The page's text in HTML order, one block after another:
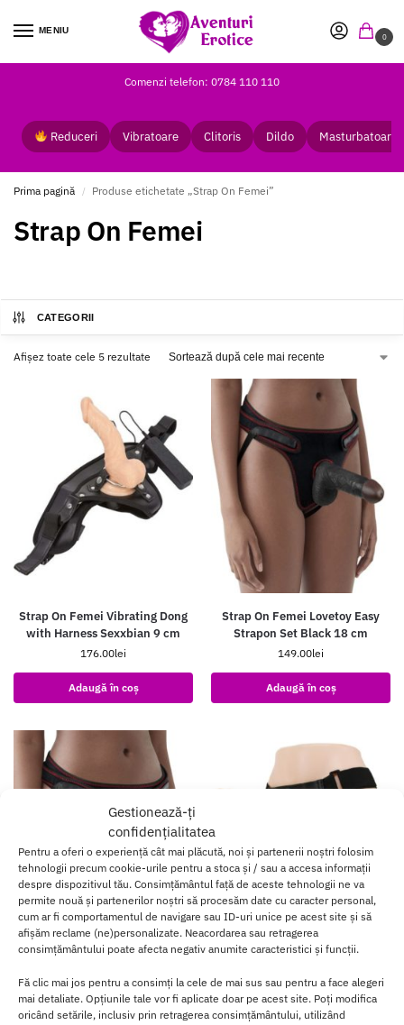
Gestionează-ți
confidențialitatea
Pentru a oferi o experiență cât mai plăcută, noi și partenerii noștri folosim
tehnologii precum cookie-urile pentru a stoca și / sau a accesa informații
despre dispozitivul tău. Consimțământul față de aceste tehnologii ne va
permite nouă și partenerilor noștri să procesăm date cu caracter personal,
cum ar fi comportamentul de navigare sau ID-uri unice pe acest site și să
afișăm reclame (ne)personalizate. Neacordarea sau retragerea
consimțământului poate afecta negativ anumite caracteristici și funcții.
Fă clic mai jos pentru a consimți la cele de mai sus sau pentru a face alegeri
mai detaliate. Opțiunile tale vor fi aplicate doar pe acest site. Poți modifica
oricând setările, inclusiv prin retragerea consimțământului, utilizând
MENIU
0
Comenzi telefon: 0784 110 110
Reduceri Vibratoare Clitoris Dildo Masturbatoare
Prima pagină / Produse etichetate „Strap On Femei”
Strap On Femei
CATEGORII
Afișez toate cele 5 rezultate
Strap On Femei Vibrating Dong
with Harness Sexxbian 9 cm
176.00lei
Adaugă în coș
Strap On Femei Lovetoy Easy
Strapon Set Black 18 cm
149.00lei
Adaugă în coș
Strapon Set Black 19 cm
149.00lei
Michael Harness Briefs 20 cm
85.00lei